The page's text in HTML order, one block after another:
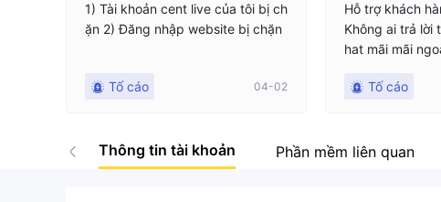
1) Tài khoản cent live của tôi bị ch
ặn 2) Đăng nhập website bị chặn
Tố cáo 04-02
Hỗ trợ khách
Không ai trả lời
hat mãi mãi
tôi đã kích
t nửa, đột
Tố cáo
Thông tin tài khoản Phần mềm liên quan